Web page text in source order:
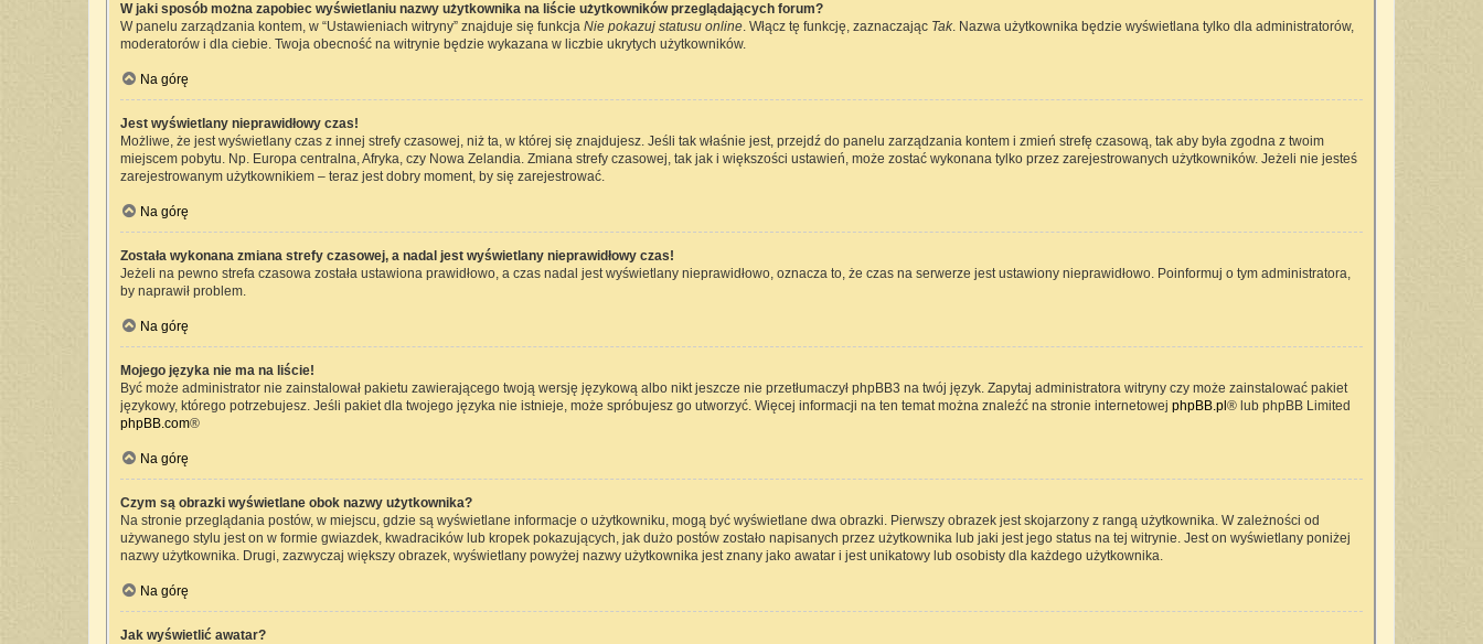
W jaki sposób można zapobiec wyświetlaniu nazwy użytkownika na liście użytkowników przeglądających forum?
W panelu zarządzania kontem, w “Ustawieniach witryny” znajduje się funkcja Nie pokazuj statusu online. Włącz tę funkcję, zaznaczając Tak. Nazwa użytkownika będzie wyświetlana tylko dla administratorów,
moderatorów i dla ciebie. Twoja obecność na witrynie będzie wykazana w liczbie ukrytych użytkowników.
Na górę
Jest wyświetlany nieprawidłowy czas!
Możliwe, że jest wyświetlany czas z innej strefy czasowej, niż ta, w której się znajdujesz. Jeśli tak właśnie jest, przejdź do panelu zarządzania kontem i zmień strefę czasową, tak aby była zgodna z twoim
miejscem pobytu. Np. Europa centralna, Afryka, czy Nowa Zelandia. Zmiana strefy czasowej, tak jak i większości ustawień, może zostać wykonana tylko przez zarejestrowanych użytkowników. Jeżeli nie jesteś
zarejestrowanym użytkownikiem – teraz jest dobry moment, by się zarejestrować.
Na górę
Została wykonana zmiana strefy czasowej, a nadal jest wyświetlany nieprawidłowy czas!
Jeżeli na pewno strefa czasowa została ustawiona prawidłowo, a czas nadal jest wyświetlany nieprawidłowo, oznacza to, że czas na serwerze jest ustawiony nieprawidłowo. Poinformuj o tym administratora,
by naprawił problem.
Na górę
Mojego języka nie ma na liście!
Być może administrator nie zainstalował pakietu zawierającego twoją wersję językową albo nikt jeszcze nie przetłumaczył phpBB3 na twój język. Zapytaj administratora witryny czy może zainstalować pakiet
językowy, którego potrzebujesz. Jeśli pakiet dla twojego języka nie istnieje, może spróbujesz go utworzyć. Więcej informacji na ten temat można znaleźć na stronie internetowej phpBB.pl ® lub phpBB Limited
phpBB.com®
Na górę
Czym są obrazki wyświetlane obok nazwy użytkownika?
Na stronie przeglądania postów, w miejscu, gdzie są wyświetlane informacje o użytkowniku, mogą być wyświetlane dwa obrazki. Pierwszy obrazek jest skojarzony z rangą użytkownika. W zależności od
używanego stylu jest on w formie gwiazdek, kwadracików lub kropek pokazujących, jak dużo postów zostało napisanych przez użytkownika lub jaki jest jego status na tej witrynie. Jest on wyświetlany poniżej
nazwy użytkownika. Drugi, zazwyczaj większy obrazek, wyświetlany powyżej nazwy użytkownika jest znany jako awatar i jest unikatowy lub osobisty dla każdego użytkownika.
Na górę
Jak wyświetlić awatar?